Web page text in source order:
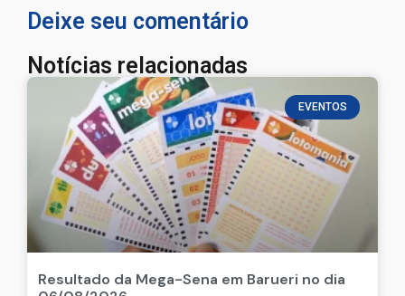
Deixe seu comentário
Notícias relacionadas
EVENTOS
Resultado da Mega-Sena em Barueri no dia